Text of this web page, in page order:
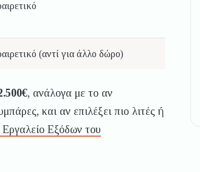
(αντί για άλλο δώρο)
, ανάλογα με το αν
και αν επιλέξει πιο λιτές ή
Εξόδων του